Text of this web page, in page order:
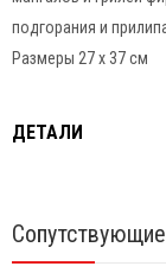
подгорания и
Размеры 27 х 37 см
ДЕТАЛИ